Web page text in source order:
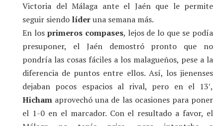
Victoria del Málaga ante el Jaén que le permite
seguir siendo líderuna semana más.
En losprimeros compases, lejos de lo que se podía
presuponer, el Jaén demostró pronto que no
pondría las cosas fáciles a los malagueños, pese a la
diferencia de puntos entre ellos. Así, los jienenses
dejaban pocos espacios al rival, pero en el 13′,
Hicham aprovechó una de las ocasiones para poner
el 1-0 en el marcador. Con el resultado a favor, el